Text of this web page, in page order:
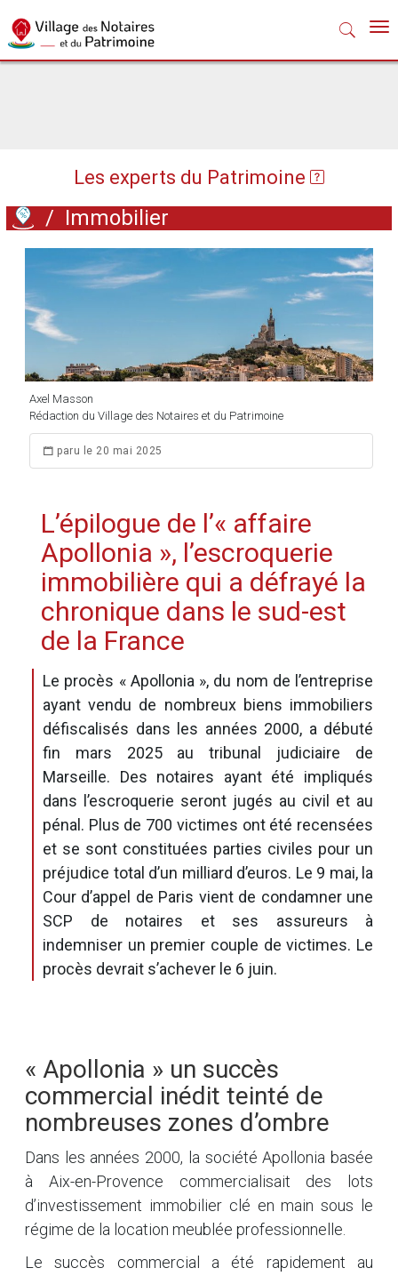
Les experts du Patrimoine
/ Immobilier
Axel Masson
Rédaction du Village des Notaires et du Patrimoine
paru le 20 mai 2025
L’épilogue de l’« affaire
Apollonia », l’escroquerie
immobilière qui a défrayé la
chronique dans le sud-est
de la France
Le procès « Apollonia », du nom de l’entreprise
ayant vendu de nombreux biens immobiliers
défiscalisés dans les années 2000, a débuté
fin mars 2025 au tribunal judiciaire de
Marseille. Des notaires ayant été impliqués
dans l’escroquerie seront jugés au civil et au
pénal. Plus de 700 victimes ont été recensées
et se sont constituées parties civiles pour un
préjudice total d’un milliard d’euros. Le 9 mai, la
Cour d’appel de Paris vient de condamner une
SCP de notaires et ses assureurs à
indemniser un premier couple de victimes. Le
procès devrait s’achever le 6 juin.
« Apollonia » un succès
commercial inédit teinté de
nombreuses zones d’ombre
Dans les années 2000, la société Apollonia basée
à Aix-en-Provence commercialisait des lots
d’investissement immobilier clé en main sous le
régime de la location meublée professionnelle.
Le succès commercial a été rapidement au